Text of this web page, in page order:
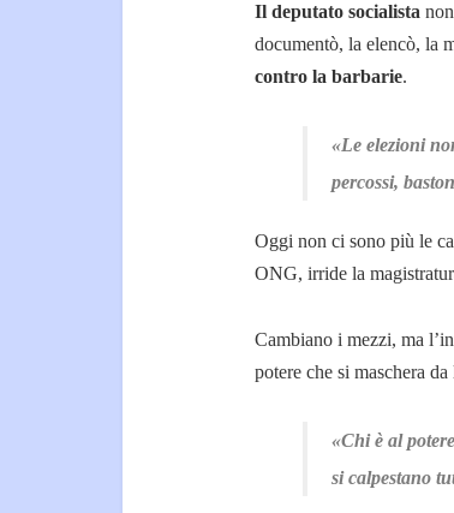
Il deputato socialista
documentò, la elencò, la
contro la barbarie.
«Le elezioni
percossi,
Oggi non ci sono più le
ONG, irride la
Cambiano i mezzi, ma
potere che si maschera
«Chi è al
si calpestano